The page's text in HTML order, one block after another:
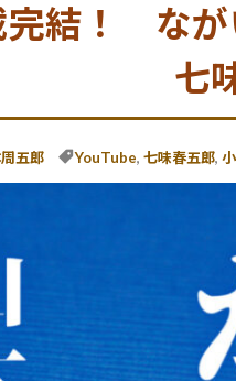
完結！ な
七
五郎 YouTube, 七味春五郎,